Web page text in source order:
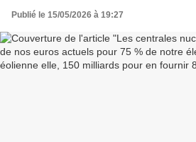
fournir 8% s’il y a du vent
Publié le 15/05/2026 à 19:27